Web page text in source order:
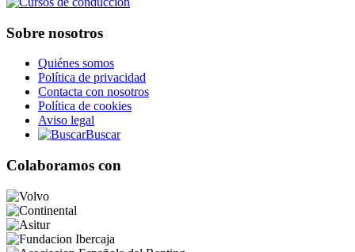
Sobre nosotros
Quiénes somos
Política de privacidad
Contacta con nosotros
Política de cookies
Aviso legal
Buscar
Colaboramos con